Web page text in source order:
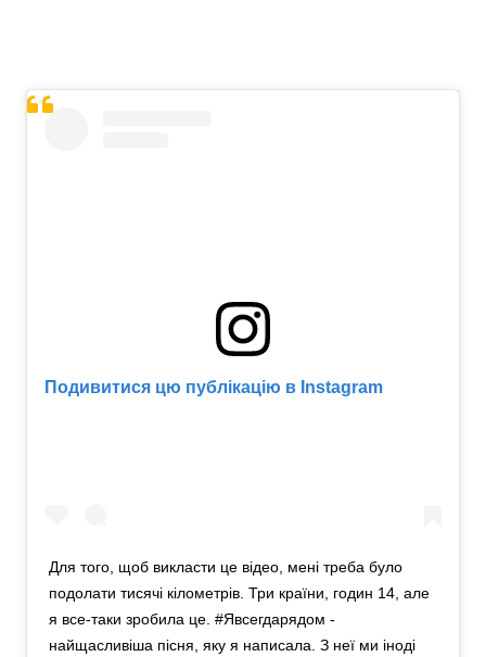
Подивитися цю публікацію в Instagram
Для того, щоб викласти це відео, мені треба було
подолати тисячі кілометрів. Три країни, годин 14, але
я все-таки зробила це. #Явсегдарядом -
найщасливіша пісня, яку я написала. З неї ми іноді